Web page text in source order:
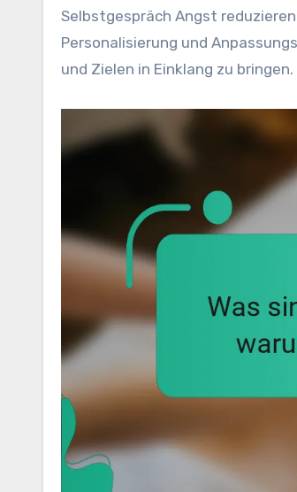
Selbstgespräch Angst
Personalisierung und
und Zielen in Einklang zu bringen.